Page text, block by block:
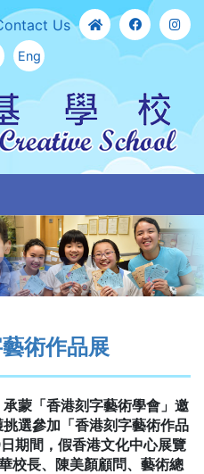
Us
Eng
術作品展
蒙「香港刻字藝術學會」邀
選參加「香港刻字藝術作品
期間，假香港文化中心展覽
校長、陳美顏顧問、藝術總